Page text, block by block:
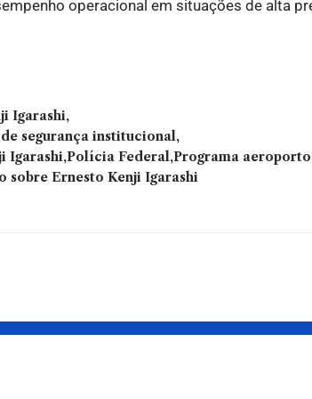
operacional em situações de alta
Igarashi
segurança institucional
Igarashi Polícia Federal Programa aeroporto
sobre Ernesto Kenji Igarashi